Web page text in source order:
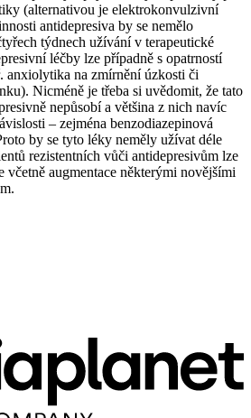
(alternativou je elektrokonvulzivní
antidepresiva by se nemělo
týdnech užívání v terapeutické
léčby lze případně s opatrností
anxiolytika na zmírnění úzkosti či
Nicméně je třeba si uvědomit, že tato
nepůsobí a většina z nich navíc
– zejména benzodiazepinová
by se tyto léky neměly užívat déle
rezistentních vůči antidepresivům lze
včetně augmentace některými novějšími